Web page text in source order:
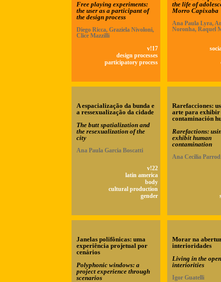
Free playing experiments:
the user as a participant of
the design process
Diego Ricca, Graziela Nivoloni,
Clice Mazzilli
v!17
design processes
participatory process
the life of
Morro Capixaba
Ana Paula Lyra,
Noronha, Raquel
A espacialização da bunda e
a ressexualização da cidade
The butt spatialization and
the resexualization of the
city
Ana Paula Garcia Boscatti
v!22
latin america
body
cultural production
gender
Rarefacciones:
arte para
contaminación
Rarefactions:
exhibit human
contamination
Ana Cecilia
Janelas polifônicas: uma
experiência projetual por
cenários
Polyphonic windows: a
project experience through
scenarios
Morar na
interioridades
Living in the
interiorities
Igor Guatelli